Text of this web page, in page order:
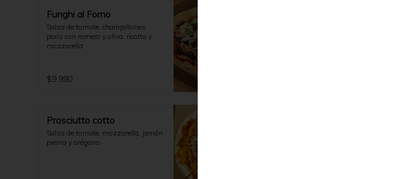
Funghi al Forno
Salsa de tomate, champiñones
parís con romero y oliva, ricotta y
mozzarella
$9.990
Prosciutto cotto
Salsa de tomate, mozzarella, jamón
pierna y orégano